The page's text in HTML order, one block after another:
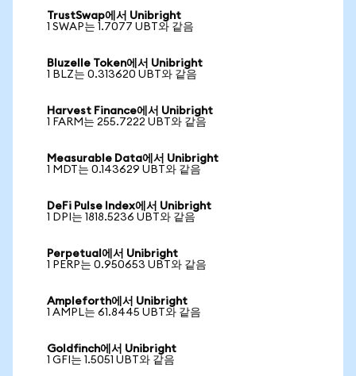
TrustSwap에서 Unibright
1 SWAP는 1.7077 UBT와 같음
Bluzelle Token에서 Unibright
1 BLZ는 0.313620 UBT와 같음
Harvest Finance에서 Unibright
1 FARM는 255.7222 UBT와 같음
Measurable Data에서 Unibright
1 MDT는 0.143629 UBT와 같음
DeFi Pulse Index에서 Unibright
1 DPI는 1818.5236 UBT와 같음
Perpetual에서 Unibright
1 PERP는 0.950653 UBT와 같음
Ampleforth에서 Unibright
1 AMPL는 61.8445 UBT와 같음
Goldfinch에서 Unibright
1 GFI는 1.5051 UBT와 같음